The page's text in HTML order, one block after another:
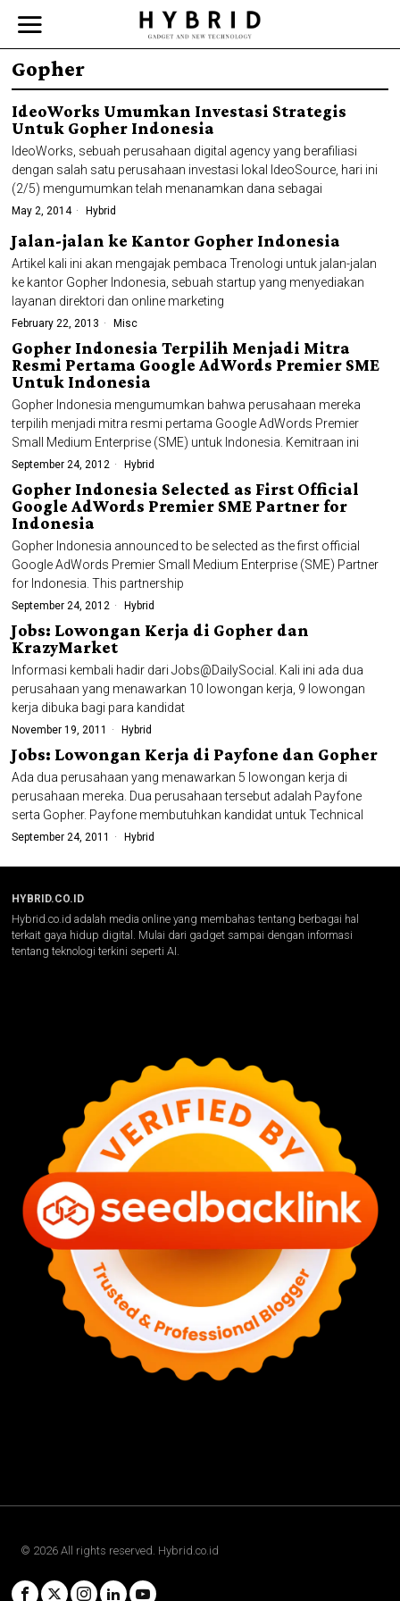
Gopher
IdeoWorks Umumkan Investasi Strategis
Untuk Gopher Indonesia
IdeoWorks, sebuah perusahaan digital agency yang berafiliasi
dengan salah satu perusahaan investasi lokal IdeoSource, hari ini
(2/5) mengumumkan telah menanamkan dana sebagai
May 2, 2014 Hybrid
Jalan-jalan ke Kantor Gopher Indonesia
Artikel kali ini akan mengajak pembaca Trenologi untuk jalan-jalan
ke kantor Gopher Indonesia, sebuah startup yang menyediakan
layanan direktori dan online marketing
February 22, 2013 Misc
Gopher Indonesia Terpilih Menjadi Mitra
Resmi Pertama Google AdWords Premier SME
Untuk Indonesia
Gopher Indonesia mengumumkan bahwa perusahaan mereka
terpilih menjadi mitra resmi pertama Google AdWords Premier
Small Medium Enterprise (SME) untuk Indonesia. Kemitraan ini
September 24, 2012 Hybrid
Gopher Indonesia Selected as First Official
Google AdWords Premier SME Partner for
Indonesia
Gopher Indonesia announced to be selected as the first official
Google AdWords Premier Small Medium Enterprise (SME) Partner
for Indonesia. This partnership
September 24, 2012 Hybrid
Jobs: Lowongan Kerja di Gopher dan
KrazyMarket
Informasi kembali hadir dari Jobs@DailySocial. Kali ini ada dua
perusahaan yang menawarkan 10 lowongan kerja, 9 lowongan
kerja dibuka bagi para kandidat
November 19, 2011 Hybrid
Jobs: Lowongan Kerja di Payfone dan Gopher
Ada dua perusahaan yang menawarkan 5 lowongan kerja di
perusahaan mereka. Dua perusahaan tersebut adalah Payfone
serta Gopher. Payfone membutuhkan kandidat untuk Technical
September 24, 2011 Hybrid
HYBRID.CO.ID
Hybrid.co.id adalah media online yang membahas tentang berbagai hal
terkait gaya hidup digital. Mulai dari gadget sampai dengan informasi
tentang teknologi terkini seperti AI.
© 2026 All rights reserved. Hybrid.co.id